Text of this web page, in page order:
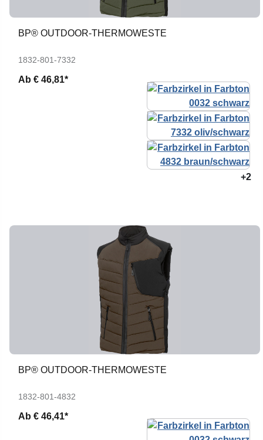
BP® OUTDOOR-THERMOWESTE
1832-801-7332
Ab € 46,81*
+2
BP® OUTDOOR-THERMOWESTE
1832-801-4832
Ab € 46,41*